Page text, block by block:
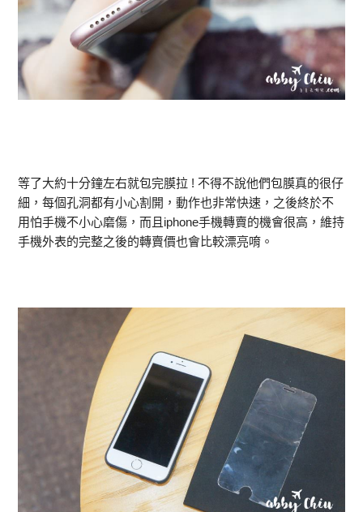
等了大約十分鐘左右就包完膜拉 ! 不得不說他們包膜真的很仔
細，每個孔洞都有小心割開，動作也非常快速，之後終於不
用怕手機不小心磨傷，而且iphone手機轉賣的機會很高，維持
手機外表的完整之後的轉賣價也會比較漂亮唷。